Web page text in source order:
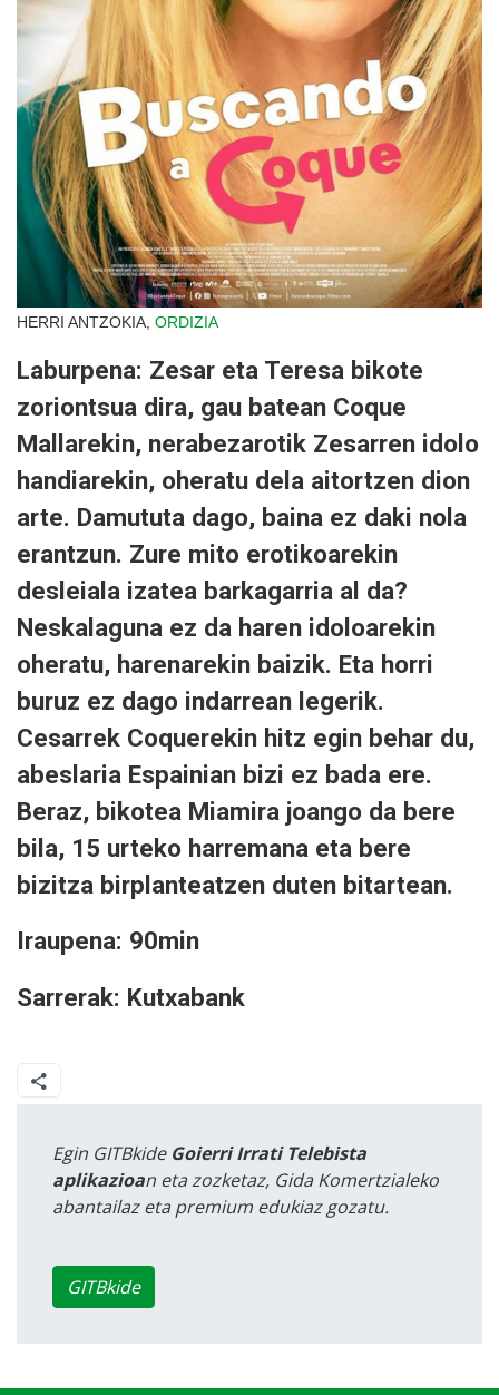
HERRI ANTZOKIA, ORDIZIA
Laburpena: Zesar eta Teresa bikote
zoriontsua dira, gau batean Coque
Mallarekin, nerabezarotik Zesarren idolo
handiarekin, oheratu dela aitortzen dion
arte. Damututa dago, baina ez daki nola
erantzun. Zure mito erotikoarekin
desleiala izatea barkagarria al da?
Neskalaguna ez da haren idoloarekin
oheratu, harenarekin baizik. Eta horri
buruz ez dago indarrean legerik.
Cesarrek Coquerekin hitz egin behar du,
abeslaria Espainian bizi ez bada ere.
Beraz, bikotea Miamira joango da bere
bila, 15 urteko harremana eta bere
bizitza birplanteatzen duten bitartean.
Iraupena: 90min
Sarrerak: Kutxabank
Egin GITBkide Goierri Irrati Telebista
aplikazioan eta zozketaz, Gida Komertzialeko
abantailaz eta premium edukiaz gozatu.
GITBkide